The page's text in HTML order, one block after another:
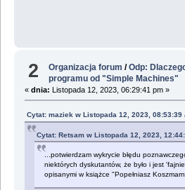
2 Organizacja forum /Odp:
programu od "Simple Machines"
« dnia: Listopada 12, 2023, 06:29:41 pm »
Cytat: maziek w Listopada 12, 2023, 08:53:39
Cytat: Retsam w Listopada 12, 2023,
...potwierdzam wykrycie błędu
niektórych dyskutantów, że było i jest
opisanymi w książce "Popełniasz